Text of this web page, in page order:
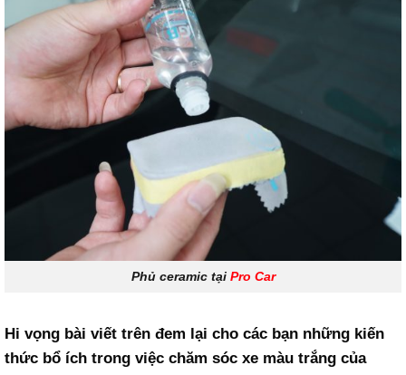
Phủ ceramic tại Pro Car
Hi vọng bài viết trên đem lại cho các bạn những kiến
thức bổ ích trong việc chăm sóc xe màu trắng của